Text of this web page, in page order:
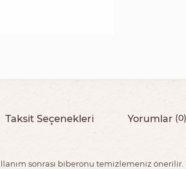
Taksit Seçenekleri Yorumlar (0)
sonrası biberonu temizlemeniz önerilir.